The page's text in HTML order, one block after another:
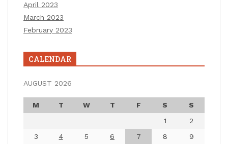
April 2023
March 2023
February 2023
CALENDAR
AUGUST 2026
M T W T F S
S
1
2
3
4 5 6 7 8
9